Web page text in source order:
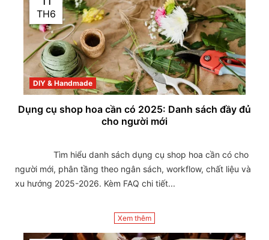
TH6
DIY & Handmade
Dụng cụ shop hoa cần có 2025: Danh sách đầy đủ
cho người mới
người mới, phân tầng theo ngân sách, workflow, chất liệu và
xu hướng 2025-2026. Kèm FAQ chi tiết...
Xem thêm